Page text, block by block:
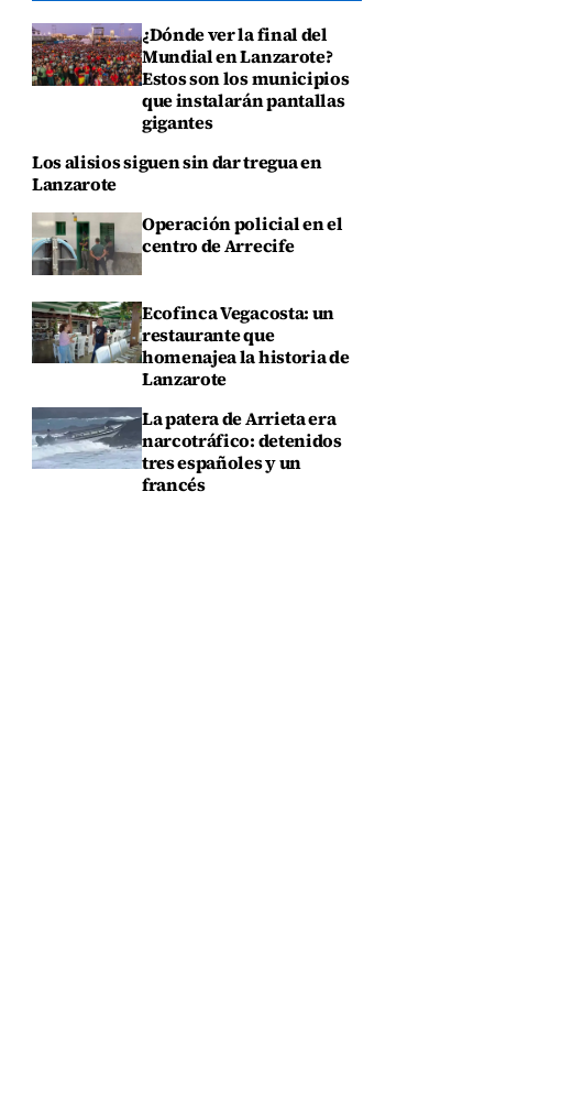
¿Dónde ver la final del
Mundial en Lanzarote?
Estos son los municipios
que instalarán pantallas
gigantes
Los alisios siguen sin dar tregua en
Lanzarote
Operación policial en el
centro de Arrecife
Ecofinca Vegacosta: un
restaurante que
homenajea la historia de
Lanzarote
La patera de Arrieta era
narcotráfico: detenidos
tres españoles y un
francés